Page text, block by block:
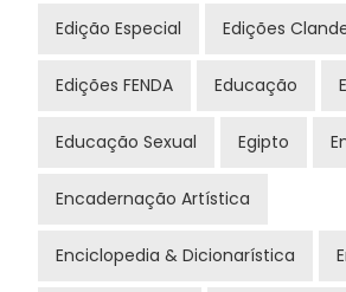
Edição Especial Edições
Edições FENDA Educação
Educação Sexual Egipto
Encadernação Artística
Enciclopedia & Dicionarística